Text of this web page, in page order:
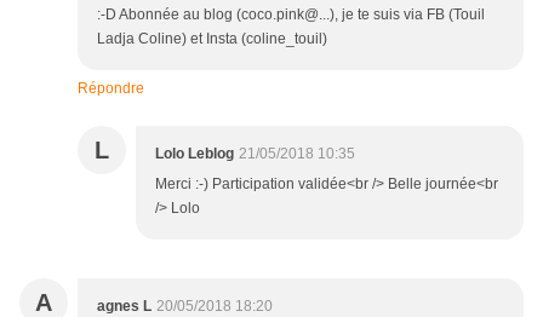
:-D Abonnée au blog (coco.pink@...), je te suis via FB (Touil
Ladja Coline) et Insta (coline_touil)
Répondre
L Lolo Leblog 21/05/2018 10:35
Merci :-) Participation validée<br /> Belle journée<br
/> Lolo
A agnes L 20/05/2018 18:20